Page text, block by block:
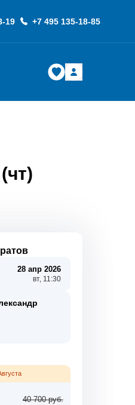
19 +7 495 135-18-85
28 апр 2026
вт, 11:30
40 700 руб.